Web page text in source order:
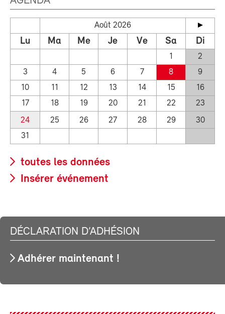
Août 2026
Lu Ma Me Je Ve Sa Di
1
2
3
4 5 6 7 8
9
10
11 12 13 14 15
16
17
18 19 20 21 22
23
24
25 26 27 28 29
30
31
toutes les données
Insérer événement
DÉCLARATION D’ADHÉSION
Adhérer maintenant !